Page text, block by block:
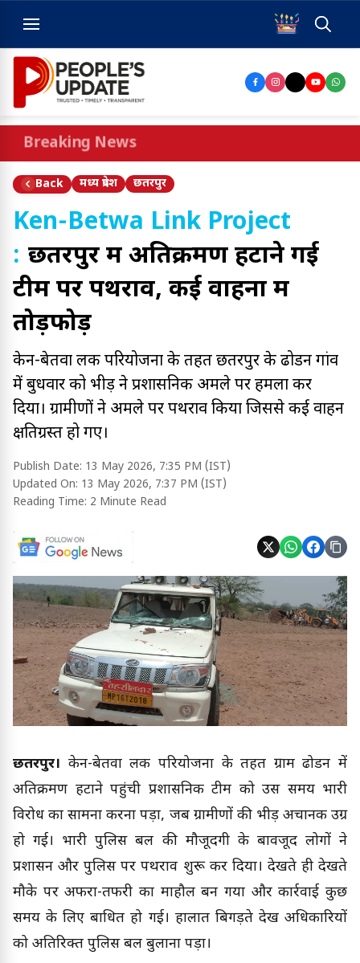
Breaking News
Back मध्य प्रदेश छतरपुर
Ken-Betwa Link Project
: छतरपुर में अतिक्रमण हटाने गई
टीम पर पथराव, कई वाहनों में
तोड़फोड़
केन-बेतवा लिंक परियोजना के तहत छतरपुर के ढोडन गांव
में बुधवार को भीड़ ने प्रशासनिक अमले पर हमला कर
दिया। ग्रामीणों ने अमले पर पथराव किया जिससे कई वाहन
क्षतिग्रस्त हो गए।
Publish Date: 13 May 2026, 7:35 PM (IST)
Updated On: 13 May 2026, 7:37 PM (IST)
Reading Time: 2 Minute Read
छतरपुर। केन-बेतवा लिंक परियोजना के तहत ग्राम ढोडन में
अतिक्रमण हटाने पहुंची प्रशासनिक टीम को उस समय भारी
विरोध का सामना करना पड़ा, जब ग्रामीणों की भीड़ अचानक उग्र
हो गई। भारी पुलिस बल की मौजूदगी के बावजूद लोगों ने
प्रशासन और पुलिस पर पथराव शुरू कर दिया। देखते ही देखते
मौके पर अफरा-तफरी का माहौल बन गया और कार्रवाई कुछ
समय के लिए बाधित हो गई। हालात बिगड़ते देख अधिकारियों
को अतिरिक्त पुलिस बल बुलाना पड़ा।